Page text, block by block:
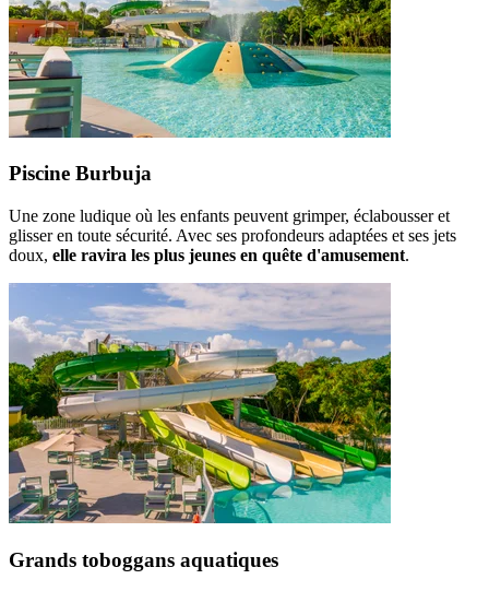
Piscine Burbuja
Une zone ludique où les enfants peuvent grimper, éclabousser et
glisser en toute sécurité. Avec ses profondeurs adaptées et ses jets
doux, elle ravira les plus jeunes en quête d'amusement.
Grands toboggans aquatiques